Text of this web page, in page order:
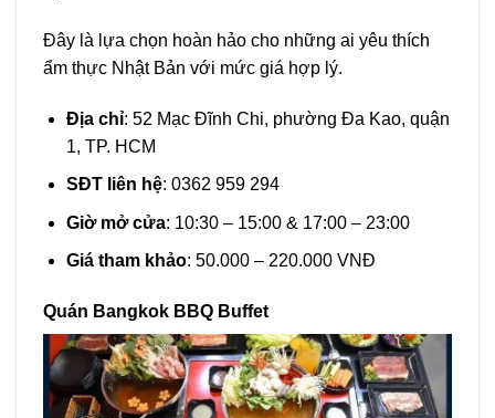
Đây là lựa chọn hoàn hảo cho những ai yêu thích
ẩm thực Nhật Bản với mức giá hợp lý.
Địa chỉ: 52 Mạc Đĩnh Chi, phường Đa Kao, quận
1, TP. HCM
SĐT liên hệ: 0362 959 294
Giờ mở cửa: 10:30 – 15:00 & 17:00 – 23:00
Giá tham khảo: 50.000 – 220.000 VNĐ
Quán Bangkok BBQ Buffet